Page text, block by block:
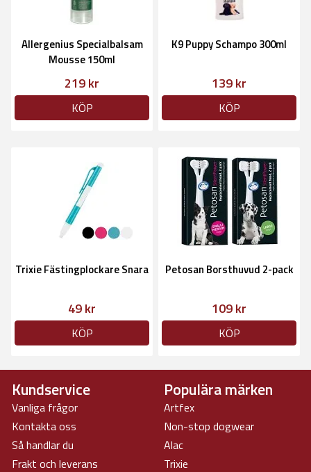
Allergenius Specialbalsam
Mousse 150ml
219 kr
KÖP
K9 Puppy Schampo 300ml
139 kr
KÖP
Trixie Fästingplockare Snara
49 kr
KÖP
Petosan Borsthuvud 2-pack
109 kr
KÖP
Kundservice
Vanliga frågor
Kontakta oss
Så handlar du
Frakt och leverans
Populära märken
Artfex
Non-stop dogwear
Alac
Trixie